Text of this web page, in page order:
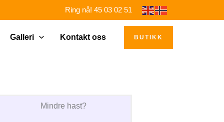
Ring nå! 45 03 02 51
Galleri Kontakt oss BUTIKK
Mindre hast?